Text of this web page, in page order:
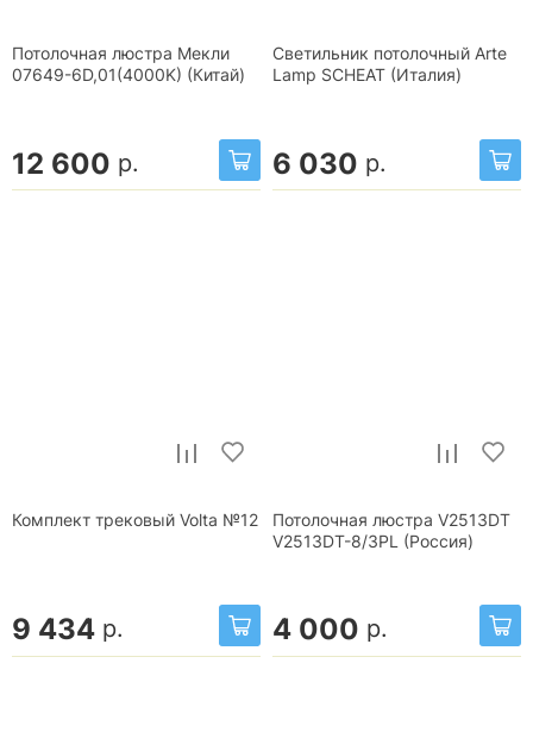
Потолочная люстра Мекли
07649-6D,01(4000K) (Китай)
12 600 р.
Светильник потолочный Arte
Lamp SCHEAT (Италия)
6 030 р.
Комплект трековый Volta №12
9 434 р.
Потолочная люстра V2513DT
V2513DT-8/3PL (Россия)
4 000 р.